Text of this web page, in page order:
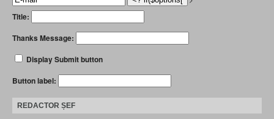
Title:
Thanks Message:
Display Submit button
Button label:
REDACTOR ȘEF